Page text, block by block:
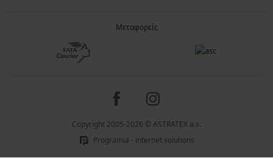
Μεταφορείς
Copyright 2005-2026 © ASTRATEX a.s.
Programia - internet solutions